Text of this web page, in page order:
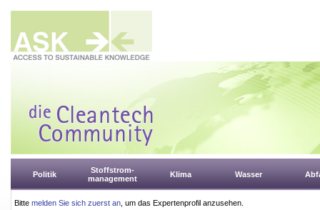
Politik
Stoffstrom-
management
Klima Wasser
Bitte melden Sie sich zuerst an , um das Expertenprofil anzusehen.